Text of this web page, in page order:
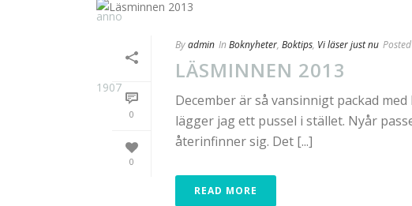
0
0
Byadmin In Boknyheter, Boktips, Vi läser just nu Posted
LÄSMINNEN 2013
December är så vansinnigt packad
lägger jag ett pussel i stället. Nyår
återinfinner sig. Det [...]
READ MORE